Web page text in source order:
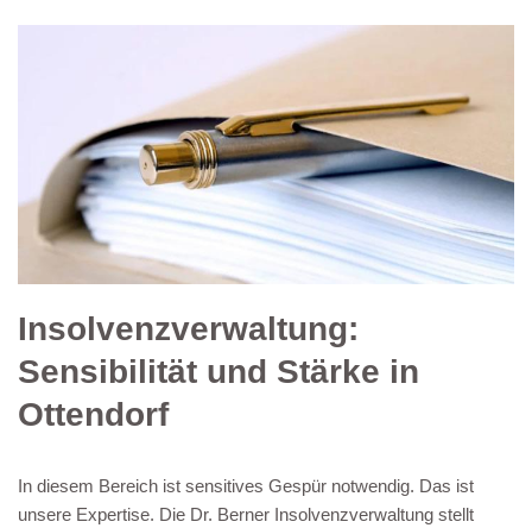
Insolvenzverwaltung:
Sensibilität und Stärke in
Ottendorf
In diesem Bereich ist sensitives Gespür notwendig. Das ist
unsere Expertise. Die Dr. Berner Insolvenzverwaltung stellt